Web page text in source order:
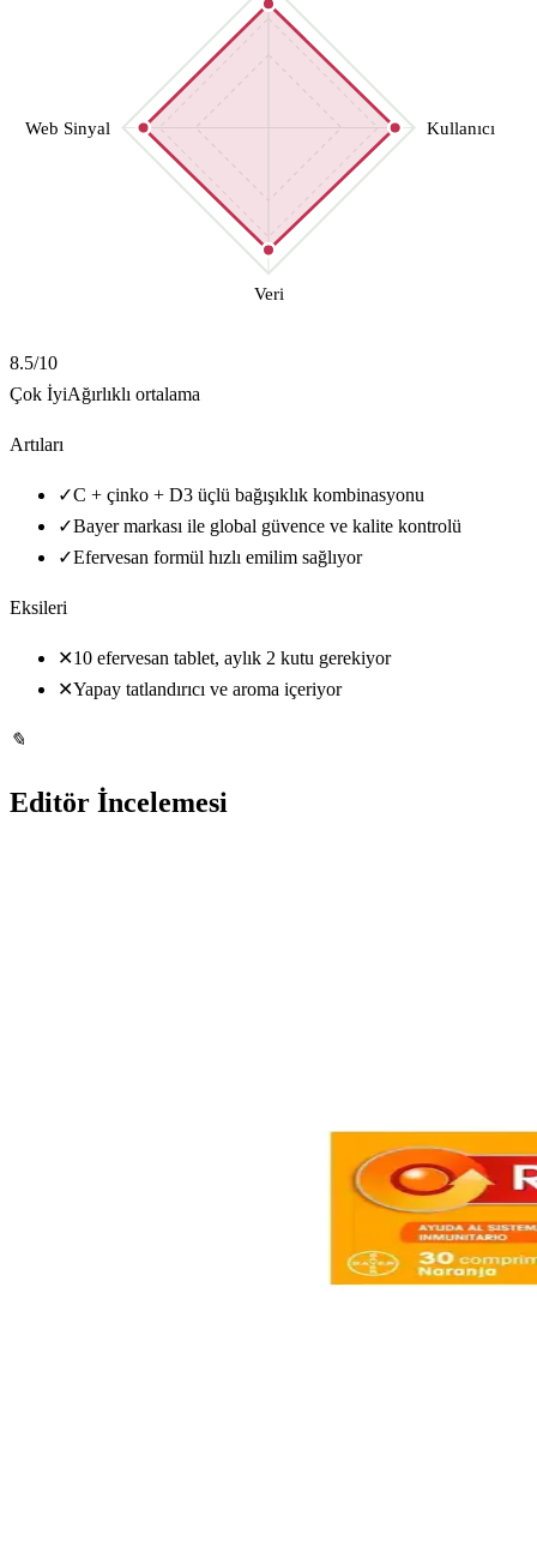
Kullanıcı
Veri
Web Sinyal
8.5/10
Çok İyiAğırlıklı ortalama
Artıları
✓C + çinko + D3 üçlü bağışıklık kombinasyonu
✓Bayer markası ile global güvence ve kalite kontrolü
✓Efervesan formül hızlı emilim sağlıyor
Eksileri
✕10 efervesan tablet, aylık 2 kutu gerekiyor
✕Yapay tatlandırıcı ve aroma içeriyor
✎
Editör İncelemesi